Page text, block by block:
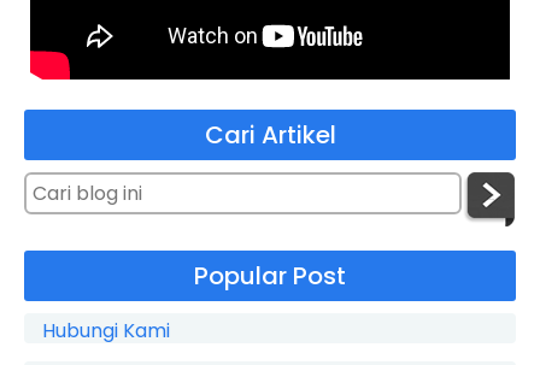
Cari Artikel
Popular Post
Hubungi Kami